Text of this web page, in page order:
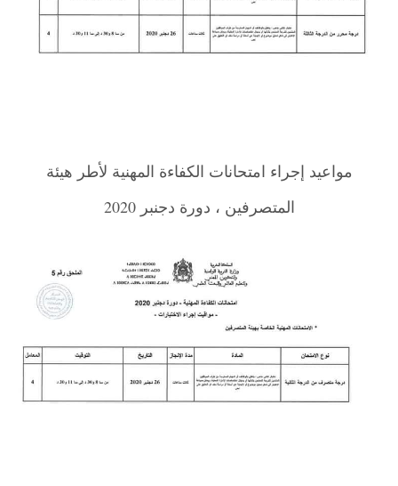
مواعيد إجراء امتحانات الكفاءة المهنية لأطر هيئة
المتصرفين ، دورة دجنبر 2020